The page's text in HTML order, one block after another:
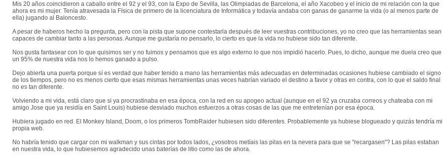
Mis 20 años coincidieron a caballo entre el 92 y el 93, con la Expo de Sevilla, las Olimpiadas de Barcelona, el año Xacobeo y el inicio de mi relación con la que
ahora es mi mujer. Tenía atravesada la Física de primero de la licenciatura de Informática y todavía andaba con ganas de ganarme la vida (o al menos parte de
ella) jugando al Baloncesto.
A pesar de haberos hecho la pregunta, pero con la pista que supone contestarla después de leer vuestras contribuciones, yo no creo que las herramientas sean
capaces de cambiar tanto a las personas. Aunque me gustaría no pensarlo, lo cierto es que la vida no hubiese sido tan diferente.
Nos gusta fantasear con lo que quisimos ser y no fuimos y pensamos que es algo externo lo que nos impidió hacerlo. Pues, lo dicho, aunque me duela creo que
un 95% de nuestra vida nos lo hemos ganado a pulso.
Dejo abierta una puerta porque sí es verdad que haber tenido a mano las herramientas más adecuadas en determinadas ocasiones hubiese cambiado el signo
de los tiempos, pero no es menos cierto que esas mismas herramientas unas veces habrían variado el destino a favor y otras en contra, con lo que el saldo final
no es tan diferente.
Volviendo a mi vida, está claro que si ya procrastinaba en esa época, con la red en su apogeo actual (aunque en el 92 ya cruzaba correos y chateaba con mi
amigo Jose que ya residía en Saint Louis) hubiese desviado muchos esfuerzos a otras cosas de las que me entretenían por esa época.
Hubiera jugado en red. El Monkey Island, Doom, o los primeros TombRaider hubiesen sido diferentes. Probablemente ya hubiese blogueado y quizás tendría mi
propia web.
No habría tenido que cargar con mi walkman y sus cintas por todos lados, ¿vosotros metíais las pilas en la nevera para que se "recargasen"? Las pilas estaban
en nuestra vida, lo que hubiesemos agradecido unas baterías de litio como las de ahora.